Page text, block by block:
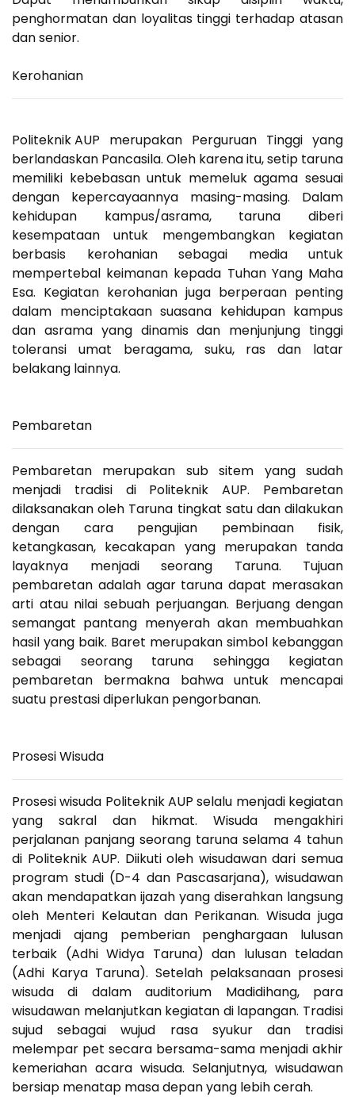
penghormatan dan loyalitas tinggi terhadap atasan
dan senior.
Kerohanian
Politeknik AUP merupakan Perguruan Tinggi yang
berlandaskan Pancasila. Oleh karena itu, setip taruna
memiliki kebebasan untuk memeluk agama sesuai
dengan kepercayaannya masing-masing. Dalam
kehidupan kampus/asrama, taruna diberi
kesempataan untuk mengembangkan kegiatan
berbasis kerohanian sebagai media untuk
mempertebal keimanan kepada Tuhan Yang Maha
Esa. Kegiatan kerohanian juga berperaan penting
dalam menciptakaan suasana kehidupan kampus
dan asrama yang dinamis dan menjunjung tinggi
toleransi umat beragama, suku, ras dan latar
belakang lainnya.
Pembaretan
Pembaretan merupakan sub sitem yang sudah
menjadi tradisi di Politeknik AUP. Pembaretan
dilaksanakan oleh Taruna tingkat satu dan dilakukan
dengan cara pengujian pembinaan fisik,
ketangkasan, kecakapan yang merupakan tanda
layaknya menjadi seorang Taruna. Tujuan
pembaretan adalah agar taruna dapat merasakan
arti atau nilai sebuah perjuangan. Berjuang dengan
semangat pantang menyerah akan membuahkan
hasil yang baik. Baret merupakan simbol kebanggan
sebagai seorang taruna sehingga kegiatan
pembaretan bermakna bahwa untuk mencapai
suatu prestasi diperlukan pengorbanan.
Prosesi Wisuda
Prosesi wisuda Politeknik AUP selalu menjadi kegiatan
yang sakral dan hikmat. Wisuda mengakhiri
perjalanan panjang seorang taruna selama 4 tahun
di Politeknik AUP. Diikuti oleh wisudawan dari semua
program studi (D-4 dan Pascasarjana), wisudawan
akan mendapatkan ijazah yang diserahkan langsung
oleh Menteri Kelautan dan Perikanan. Wisuda juga
menjadi ajang pemberian penghargaan lulusan
terbaik (Adhi Widya Taruna) dan lulusan teladan
(Adhi Karya Taruna). Setelah pelaksanaan prosesi
wisuda di dalam auditorium Madidihang, para
wisudawan melanjutkan kegiatan di lapangan. Tradisi
sujud sebagai wujud rasa syukur dan tradisi
melempar pet secara bersama-sama menjadi akhir
kemeriahan acara wisuda. Selanjutnya, wisudawan
bersiap menatap masa depan yang lebih cerah.